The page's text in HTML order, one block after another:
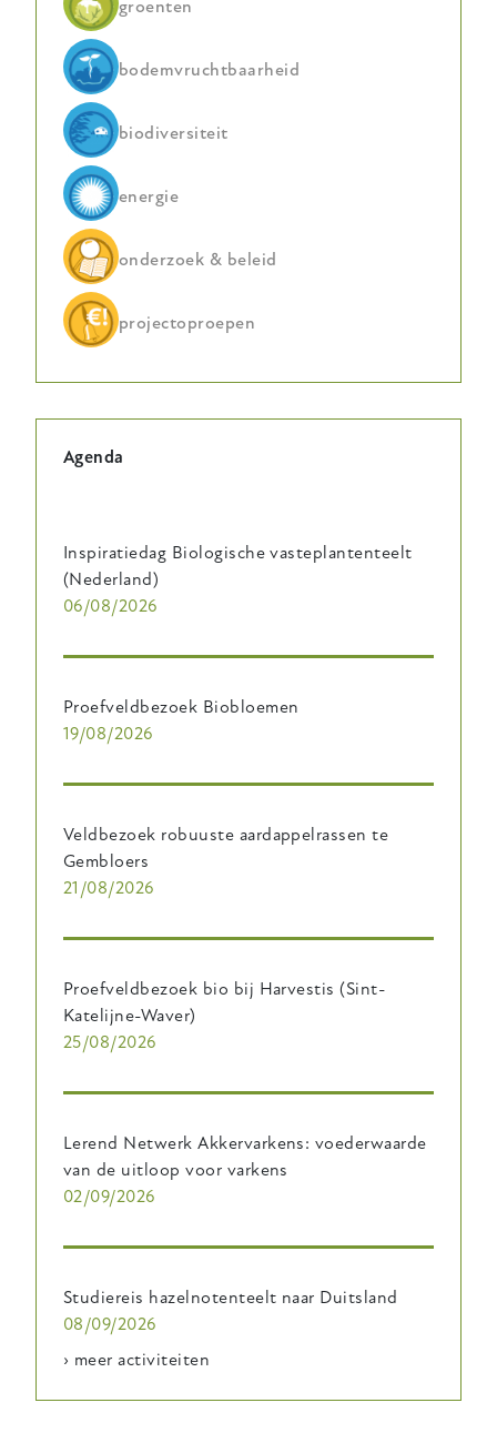
groenten
bodemvruchtbaarheid
biodiversiteit
energie
onderzoek & beleid
projectoproepen
Agenda
Inspiratiedag Biologische vasteplantenteelt
(Nederland)
06/08/2026
Proefveldbezoek Biobloemen
19/08/2026
Veldbezoek robuuste aardappelrassen te
Gembloers
21/08/2026
Proefveldbezoek bio bij Harvestis (Sint-
Katelijne-Waver)
25/08/2026
Lerend Netwerk Akkervarkens: voederwaarde
van de uitloop voor varkens
02/09/2026
Studiereis hazelnotenteelt naar Duitsland
08/09/2026
› meer activiteiten